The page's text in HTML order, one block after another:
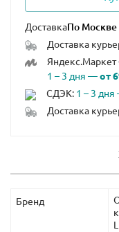
Доставка
Доставка
Яндекс.Маркет
1 – 3 дня —от
СДЭК: 1 – 3
Доставка
Бренд